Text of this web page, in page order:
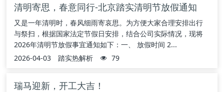
清明寄思，春意同行-北京踏实清明节放假通知
又是一年清明时，春风细雨寄哀思。为方便大家合理安排出行
与祭扫，根据国家法定节假日安排，结合公司实际情况，现将
2026年清明节放假事宜通知如下：一、 放假时间 2...
2026-04-03
踏实热解析 79
瑞马迎新，开工大吉！